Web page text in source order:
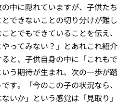
中に隠れていますが、子供たち
できないことの切り分けが難し
とでもできていることを伝え、
ってみない？」とあれこれ紹介
と、子供自身の中に「これもで
う期待が生まれ、次の一歩が踏
す。「今のこの子の状況なら、
いか」という感覚は「見取り」